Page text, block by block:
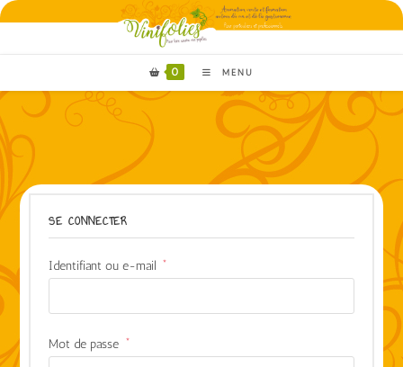
0 MENU
SE CONNECTER
Identifiant ou e-mail *
Mot de passe *